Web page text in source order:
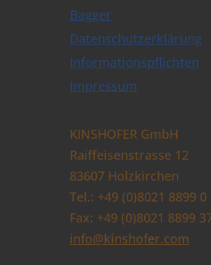
Bagger
Datenschutzerklärung
Informationspflichten
Impressum
KINSHOFER GmbH
Raiffeisenstrasse 12
83607 Holzkirchen
Tel.: +49 (0)8021 8899 0
Fax: +49 (0)8021 8899
info@kinshofer.com